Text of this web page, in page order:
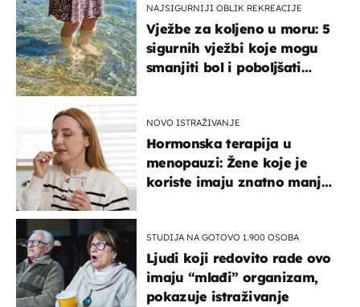
NAJSIGURNIJI OBLIK REKREACIJE
Vježbe za koljeno u moru: 5
sigurnih vježbi koje mogu
smanjiti bol i poboljšati
NOVO ISTRAŽIVANJE
Hormonska terapija u
menopauzi: Žene koje je
koriste imaju znatno manji
STUDIJA NA GOTOVO 1.900 OSOBA
Ljudi koji redovito rade ovo
imaju “mlađi” organizam,
pokazuje istraživanje